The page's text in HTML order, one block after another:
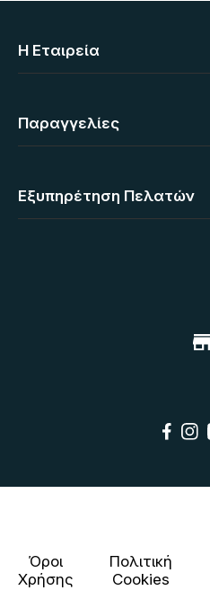
Η Eταιρεία
Παραγγελίες
Εξυπηρέτηση Πελατών
Όροι
Χρήσης
Πολιτική
Cookies